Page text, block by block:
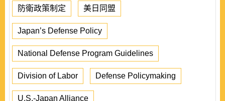
防衛政策制定 美日同盟
Japan’s Defense Policy
National Defense Program Guidelines
Division of Labor Defense Policymaking
U.S.-Japan Alliance